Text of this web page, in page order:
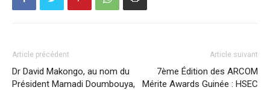
Article précédent
Dr David Makongo, au nom du
Président Mamadi Doumbouya,
Article suivant
7ème Édition des ARCOM
Mérite Awards Guinée : HSEC